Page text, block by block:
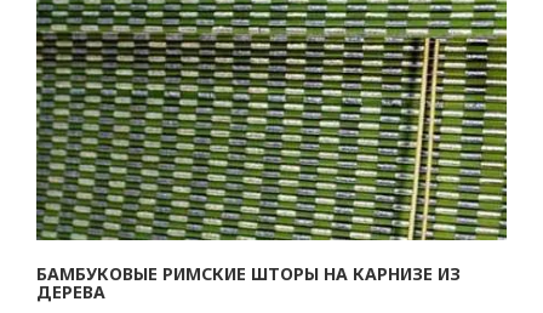
БАМБУКОВЫЕ РИМСКИЕ ШТОРЫ НА КАРНИЗЕ ИЗ
ДЕРЕВА